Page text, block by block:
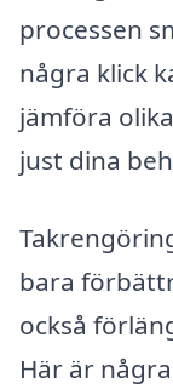
processen
några klick
jämföra
just dina
bara
också
Här är